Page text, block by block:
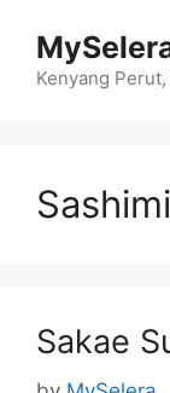
contentKenyang
Sashimi
Sakae